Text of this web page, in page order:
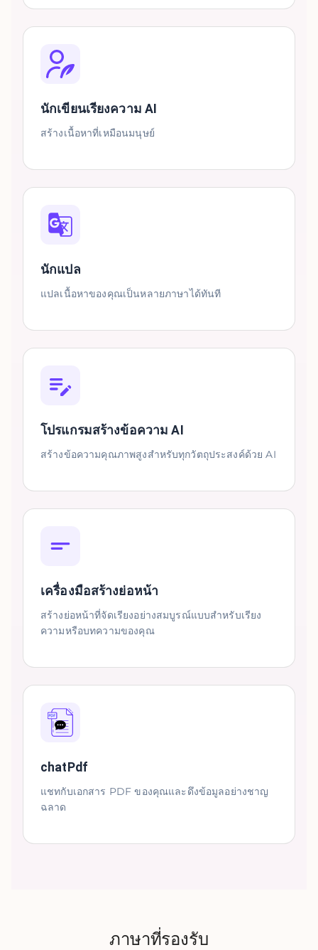
นักเขียนเรียงความ AI
สร้างเนื้อหาที่เหมือนมนุษย์
นักแปล
แปลเนื้อหาของคุณเป็นหลายภาษาได้ทันที
โปรแกรมสร้างข้อความ AI
สร้างข้อความคุณภาพสูงสำหรับทุกวัตถุประสงค์ด้วย AI
เครื่องมือสร้างย่อหน้า
สร้างย่อหน้าที่จัดเรียงอย่างสมบูรณ์แบบสำหรับเรียง
ความหรือบทความของคุณ
chatPdf
แชทกับเอกสาร PDF ของคุณและดึงข้อมูลอย่างชาญ
ฉลาด
ภาษาที่รองรับ